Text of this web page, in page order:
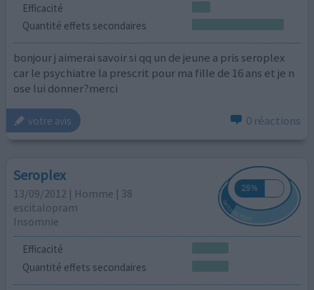
Efficacité
Quantité effets secondaires
bonjour j aimerai savoir si qq un de jeune a pris seroplex
car le psychiatre la prescrit pour ma fille de 16 ans et je n
ose lui donner?merci
votre avis 0 réactions
Seroplex
13/09/2012 | Homme | 38
escitalopram
Insomnie
Efficacité
Quantité effets secondaires